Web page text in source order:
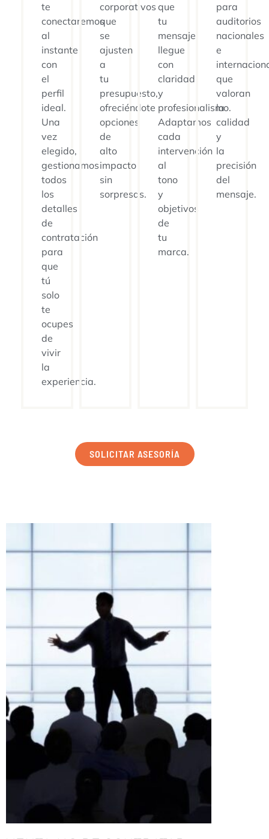
te
conectaremos
al
instante
con
el
perfil
ideal.
Una
vez
elegido,
gestionamos
todos
los
detalles
de
contratación
para
que
tú
solo
te
ocupes
de
vivir
la
experiencia.
corporativos
que
se
ajusten
a
tu
presupuesto,
ofreciéndote
opciones
de
alto
impacto
sin
sorpresas.
que
tu
mensaje
llegue
con
claridad
y
profesionalismo.
Adaptamos
cada
intervención
al
tono
y
objetivos
de
tu
marca.
para
auditorios
nacionales
e
que
valoran
la
calidad
y
la
precisión
del
mensaje.
SOLICITAR ASESORÍA